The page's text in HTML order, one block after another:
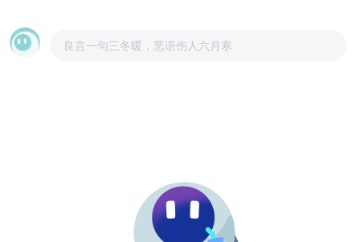
良言一句三冬暖，恶语伤人六月寒